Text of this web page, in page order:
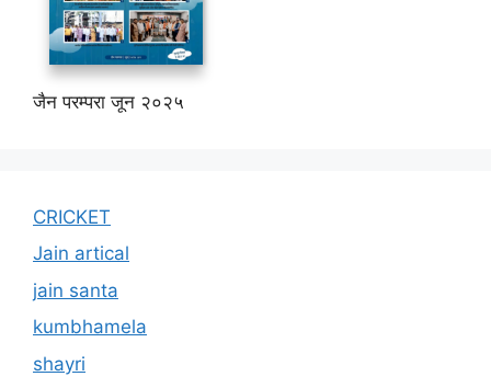
जैन परम्परा जून २०२५
CRICKET
Jain artical
jain santa
kumbhamela
shayri